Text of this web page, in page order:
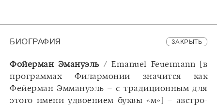
БИОГРАФИЯ ЗАКРЫТЬ
Фойерман Эмануэль / Emanuel Feuermann [в
программах Филармонии значится как
Фейерман Эммануэль – с традиционным для
этого имени удвоением буквы «м»] – австро-